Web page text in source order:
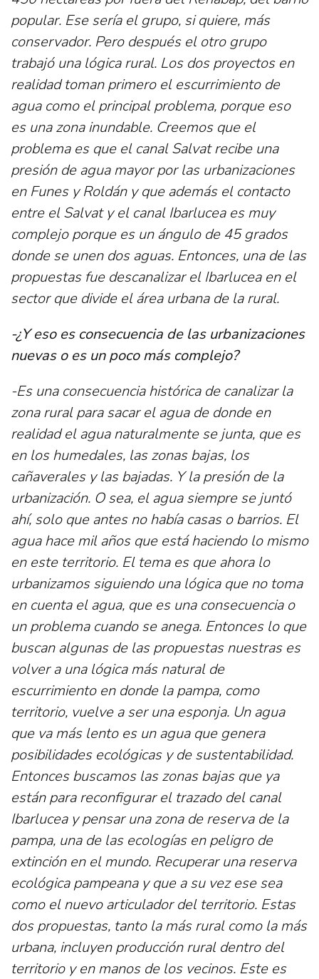
popular. Ese sería el grupo, si quiere, más
conservador. Pero después el otro grupo
trabajó una lógica rural. Los dos proyectos en
realidad toman primero el escurrimiento de
agua como el principal problema, porque eso
es una zona inundable. Creemos que el
problema es que el canal Salvat recibe una
presión de agua mayor por las urbanizaciones
en Funes y Roldán y que además el contacto
entre el Salvat y el canal Ibarlucea es muy
complejo porque es un ángulo de 45 grados
donde se unen dos aguas. Entonces, una de las
propuestas fue descanalizar el Ibarlucea en el
sector que divide el área urbana de la rural.
-¿Y eso es consecuencia de las urbanizaciones
nuevas o es un poco más complejo?
-Es una consecuencia histórica de canalizar la
zona rural para sacar el agua de donde en
realidad el agua naturalmente se junta, que es
en los humedales, las zonas bajas, los
cañaverales y las bajadas. Y la presión de la
urbanización. O sea, el agua siempre se juntó
ahí, solo que antes no había casas o barrios. El
agua hace mil años que está haciendo lo mismo
en este territorio. El tema es que ahora lo
urbanizamos siguiendo una lógica que no toma
en cuenta el agua, que es una consecuencia o
un problema cuando se anega. Entonces lo que
buscan algunas de las propuestas nuestras es
volver a una lógica más natural de
escurrimiento en donde la pampa, como
territorio, vuelve a ser una esponja. Un agua
que va más lento es un agua que genera
posibilidades ecológicas y de sustentabilidad.
Entonces buscamos las zonas bajas que ya
están para reconfigurar el trazado del canal
Ibarlucea y pensar una zona de reserva de la
pampa, una de las ecologías en peligro de
extinción en el mundo. Recuperar una reserva
ecológica pampeana y que a su vez ese sea
como el nuevo articulador del territorio. Estas
dos propuestas, tanto la más rural como la más
urbana, incluyen producción rural dentro del
territorio y en manos de los vecinos. Este es